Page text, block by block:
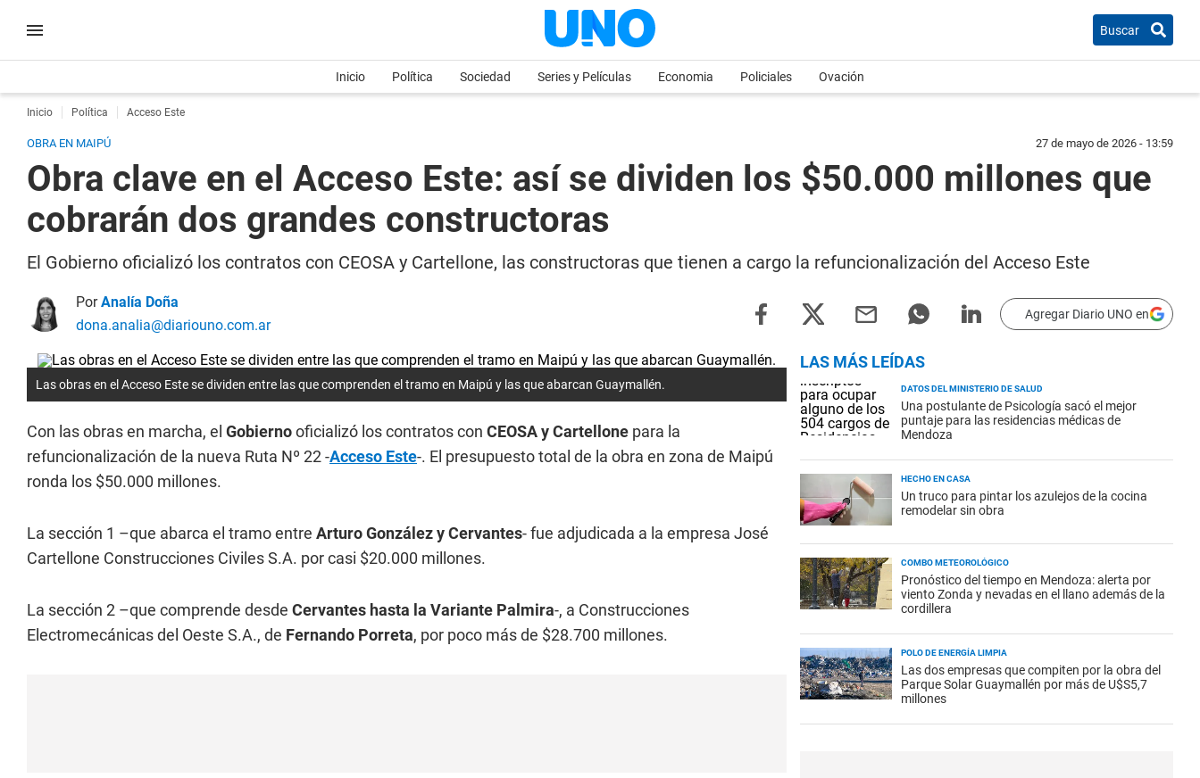
Buscar
Inicio Política Sociedad Series y Películas Economia Policiales Ovación
Inicio Política Acceso Este
OBRA EN MAIPÚ 27 de mayo de 2026 - 13:59
Obra clave en el Acceso Este: así se dividen los $50.000 millones que
cobrarán dos grandes constructoras
El Gobierno oficializó los contratos con CEOSA y Cartellone, las constructoras que tienen a cargo la refuncionalización del Acceso Este
PorAnalía Doña
dona.analia@diariouno.com.ar
Agregar Diario UNO en
Las obras en el Acceso Este se dividen entre las que comprenden el tramo en Maipú y las que abarcan Guaymallén.
Con las obras en marcha, el Gobiernooficializó los contratos con CEOSA y Cartellone para la
refuncionalización de la nueva Ruta Nº 22 -Acceso Este-. El presupuesto total de la obra en zona de Maipú
ronda los $50.000 millones.
La sección 1 –que abarca el tramo entre Arturo González y Cervantes- fue adjudicada a la empresa José
Cartellone Construcciones Civiles S.A. por casi $20.000 millones.
La sección 2 –que comprende desde Cervantes hasta la Variante Palmira-, a Construcciones
Electromecánicas del Oeste S.A., de Fernando Porreta, por poco más de $28.700 millones.
LAS MÁS LEÍDAS
DATOS DEL MINISTERIO DE SALUD
Una postulante de Psicología sacó el mejor
puntaje para las residencias médicas de
Mendoza
HECHO EN CASA
Un truco para pintar los azulejos de la cocina
remodelar sin obra
COMBO METEOROLÓGICO
Pronóstico del tiempo en Mendoza: alerta por
viento Zonda y nevadas en el llano además de la
cordillera
POLO DE ENERGÍA LIMPIA
Las dos empresas que compiten por la obra del
Parque Solar Guaymallén por más de U$S5,7
millones